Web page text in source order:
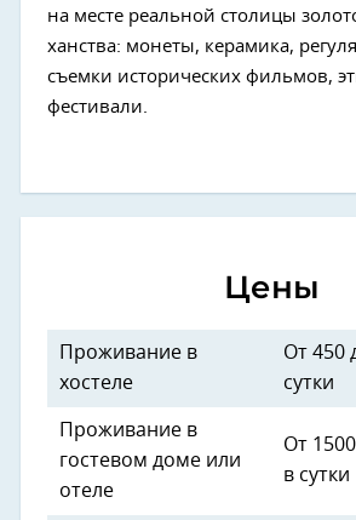
на месте реальной столицы
ханства: монеты, керамика,
съемки исторических фильмов,
фестивали.
Цены
Проживание в
хостеле
От 450
сутки
Проживание в
гостевом доме или
отеле
От
в сутки